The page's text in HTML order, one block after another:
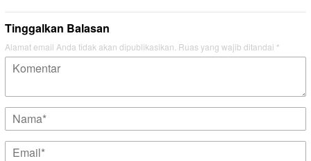
Tinggalkan Balasan
Alamat email Anda tidak akan dipublikasikan. Ruas yang wajib ditandai *